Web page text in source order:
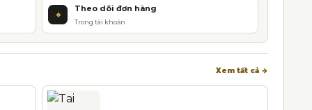
⌖
Theo dõi đơn hàng
Trong tài khoản
Xem tất cả →